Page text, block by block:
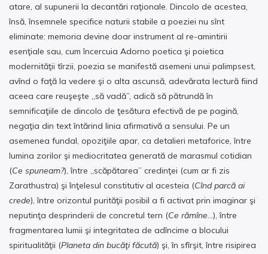
atare, al supunerii la decantări raţionale. Dincolo de acestea,
însă, însemnele specifice naturii stabile a poeziei nu sînt
eliminate: memoria devine doar instrument al re-amintirii
esenţiale sau, cum încercuia Adorno poetica şi poietica
modernităţii tîrzii, poezia se manifestă asemeni unui palimpsest,
avînd o faţă la vedere şi o alta ascunsă, adevărata lectură fiind
aceea care reuşeşte „să vadă”, adică să pătrundă în
semnificaţiile de dincolo de ţesătura efectivă de pe pagină,
negaţia din text întărind linia afirmativă a sensului. Pe un
asemenea fundal, opoziţiile apar, ca detalieri metaforice, între
lumina zorilor şi mediocritatea generată de marasmul cotidian
(Ce spuneam?), între „scăpătarea” credinţei (cum ar fi zis
Zarathustra) şi înţelesul constitutiv al acesteia (Cînd parcă ai
crede), între orizontul purităţii posibil a fi activat prin imaginar şi
neputinţa desprinderii de concretul tern (Ce rămîne…), între
fragmentarea lumii şi integritatea de adîncime a blocului
spiritualităţii (Planeta din bucăţi făcută) şi, în sfîrşit, între risipirea